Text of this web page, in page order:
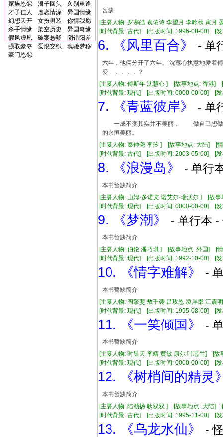
家族恩怨
浪子回头
久别重逢
才子佳人
虐恋情深
异国情缘
幻想天开
女扮男装
你情我愿
杀手情缘
架空历史
异国奇缘
假凤虚凰
破案悬疑
阴错阳差
强取豪夺
爱恨交织
魂驰梦移
豪门恩怨
暂缺
[主要人物: 罗寒皓 袁佑诗 李望月 李吟秋 寅
[时代背景: 古代] [出版时间: 1996-08-00] [
6. 《风里百合》 - 单
六年，他俩分开了六年。 沈蕙心执意地爱着
变．．．．．？
[主要人物: 傅斯年 沈慧心 ] [故事地点: 香港]
[时代背景: 现代] [出版时间: 0000-00-00] [
7. 《青蓝彼岸》 - 单
一成不变其实并不美丽， 做自己想
的永恒美丽。
[主要人物: 秦仲尧 李汐 ] [故事地点: 大陆] [
[时代背景: 古代] [出版时间: 2003-05-00] [
8. 《浪漫岛》 - 单行
本书暂缺简介
[主要人物: 山姆·多诺文 诺艾尔·瑞沃尔 ] [故
[时代背景: 现代] [出版时间: 0000-00-00] [
9. 《梦潮》 - 单行本
本书暂缺简介
[主要人物: 伯伦 潘巧琪 ] [故事地点: 外国] [
[时代背景: 现代] [出版时间: 1992-10-00] [
10. 《情字难解》 -
本书暂缺简介
[主要人物: 阎擎斐 敖千袭 吕玫恩 凌岸郡 江
[时代背景: 现代] [出版时间: 1995-08-00] [
11. 《一笑倾国》 -
本书暂缺简介
[主要人物: 时昱天 李靖 黄敏 康尔 叶芯兰] [
[时代背景: 现代] [出版时间: 0000-00-00] [
12. 《树梢间的精灵
本书暂缺简介
[主要人物: 陆劲扬 耿双双 ] [故事地点: 大陆] [
[时代背景: 古代] [出版时间: 1995-11-00] [
13. 《乌龙水仙》 -